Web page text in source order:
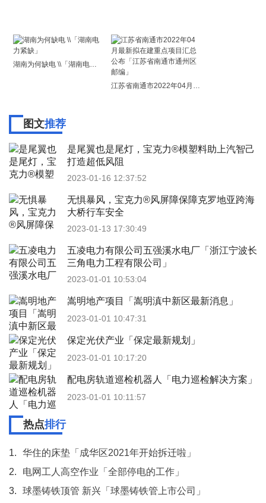
湖南为何缺电 \\「湖南电力紧缺」
江苏省南通市2022年04月最新拟在建重点项目汇总公布「江苏省南通市通州区邮编」
图文推荐
是尾翼也是尾灯，宝克力®模塑料助上汽智己
打造超低风阻
2023-01-16 12:37:52
无惧暴风，宝克力®风屏障保障克罗地亚跨海
大桥行车安全
2023-01-13 17:30:49
五凌电力有限公司五强溪水电厂「浙江宁波长
三角电力工程有限公司」
2023-01-01 10:53:04
嵩明地产项目「嵩明滇中新区最新消息」
2023-01-01 10:47:31
保定光伏产业「保定最新规划」
2023-01-01 10:17:20
配电房轨道巡检机器人「电力巡检解决方案」
2023-01-01 10:11:57
热点排行
1.
华住的床垫「成华区2021年开始拆迁啦」
2.
电网工人高空作业「全部停电的工作」
3.
球墨铸铁顶管 新兴「球墨铸铁管上市公司」